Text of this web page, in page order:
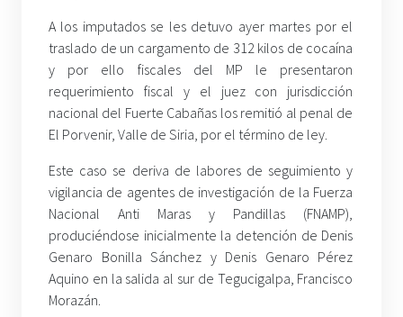
A los imputados se les detuvo ayer martes por el
traslado de un cargamento de 312 kilos de cocaína
y por ello fiscales del MP le presentaron
requerimiento fiscal y el juez con jurisdicción
nacional del Fuerte Cabañas los remitió al penal de
El Porvenir, Valle de Siria, por el término de ley.
Este caso se deriva de labores de seguimiento y
vigilancia de agentes de investigación de la Fuerza
Nacional Anti Maras y Pandillas (FNAMP),
produciéndose inicialmente la detención de Denis
Genaro Bonilla Sánchez y Denis Genaro Pérez
Aquino en la salida al sur de Tegucigalpa, Francisco
Morazán.